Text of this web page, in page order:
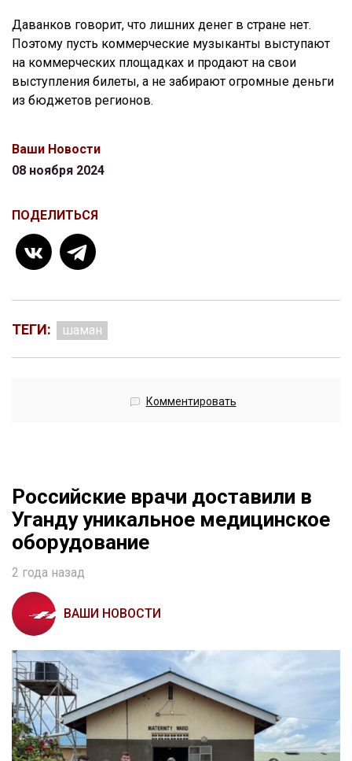
Даванков говорит, что лишних денег в стране нет.
Поэтому пусть коммерческие музыканты выступают
на коммерческих площадках и продают на свои
выступления билеты, а не забирают огромные деньги
из бюджетов регионов.
Ваши Новости
08 ноября 2024
ПОДЕЛИТЬСЯ
ТЕГИ: шаман
Комментировать
Российские врачи доставили в
Уганду уникальное медицинское
оборудование
2 года назад
ВАШИ НОВОСТИ